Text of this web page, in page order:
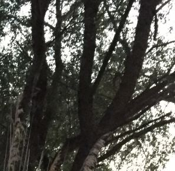
Pdf-Flyer "Angeln für Kinder
und Jugendliche in Bayern"